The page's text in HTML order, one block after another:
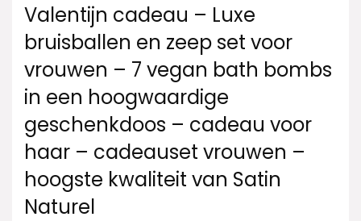
Valentijn cadeau – Luxe
bruisballen en zeep set voor
vrouwen – 7 vegan bath bombs
in een hoogwaardige
geschenkdoos – cadeau voor
haar – cadeauset vrouwen –
hoogste kwaliteit van Satin
Naturel